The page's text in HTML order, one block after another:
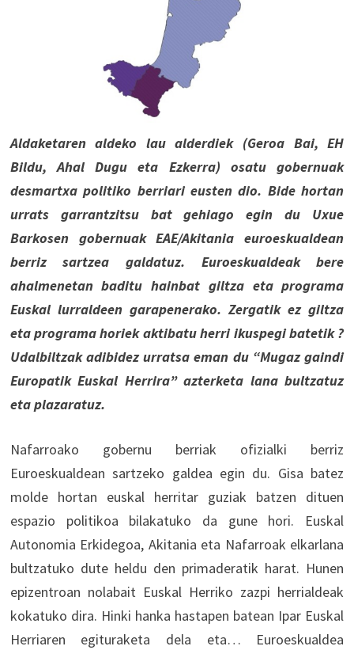
Aldaketaren aldeko lau alderdiek (Geroa Bai, EH
Bildu, Ahal Dugu eta Ezkerra) osatu gobernuak
desmartxa politiko berriari eusten dio. Bide hortan
urrats garrantzitsu bat gehiago egin du Uxue
Barkosen gobernuak EAE/Akitania euroeskualdean
berriz sartzea galdatuz. Euroeskualdeak bere
ahalmenetan baditu hainbat giltza eta programa
Euskal lurraldeen garapenerako. Zergatik ez giltza
eta programa horiek aktibatu herri ikuspegi batetik ?
Udalbiltzak adibidez urratsa eman du “Mugaz gaindi
Europatik Euskal Herrira” azterketa lana bultzatuz
eta plazaratuz.
Nafarroako gobernu berriak ofizialki berriz
Euroeskualdean sartzeko galdea egin du. Gisa batez
molde hortan euskal herritar guziak batzen dituen
espazio politikoa bilakatuko da gune hori. Euskal
Autonomia Erkidegoa, Akitania eta Nafarroak elkarlana
bultzatuko dute heldu den primaderatik harat. Hunen
epizentroan nolabait Euskal Herriko zazpi herrialdeak
kokatuko dira. Hinki hanka hastapen batean Ipar Euskal
Herriaren egituraketa dela eta… Euroeskualdea